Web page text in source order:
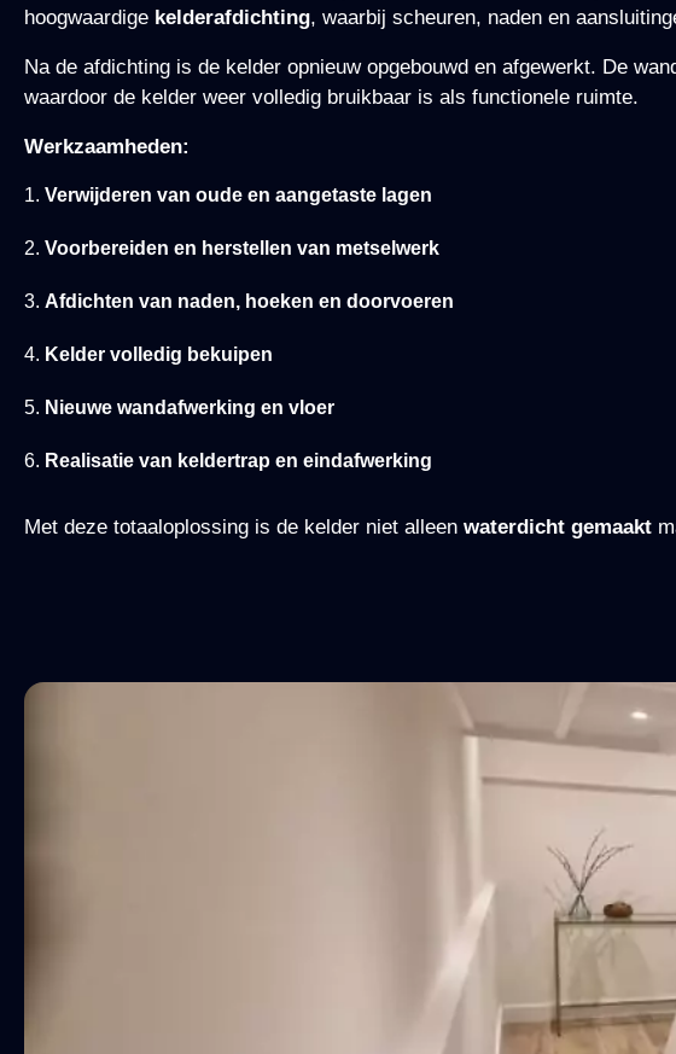
hoogwaardige kelderafdichting, waarbij scheuren, naden en
Na de afdichting is de kelder opnieuw opgebouwd en afgewerkt. De
waardoor de kelder weer volledig bruikbaar is als functionele ruimte.
Werkzaamheden:
Verwijderen van oude en aangetaste lagen
Voorbereiden en herstellen van metselwerk
Afdichten van naden, hoeken en doorvoeren
Kelder volledig bekuipen
Nieuwe wandafwerking en vloer
Realisatie van keldertrap en eindafwerking
Met deze totaaloplossing is de kelder niet alleen waterdicht gemaakt